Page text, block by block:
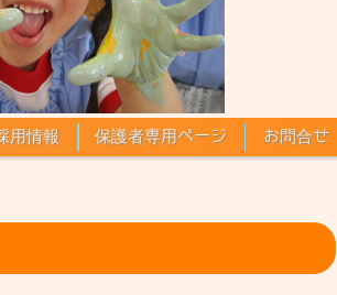
用情報 保護者専用ページ お問合せ